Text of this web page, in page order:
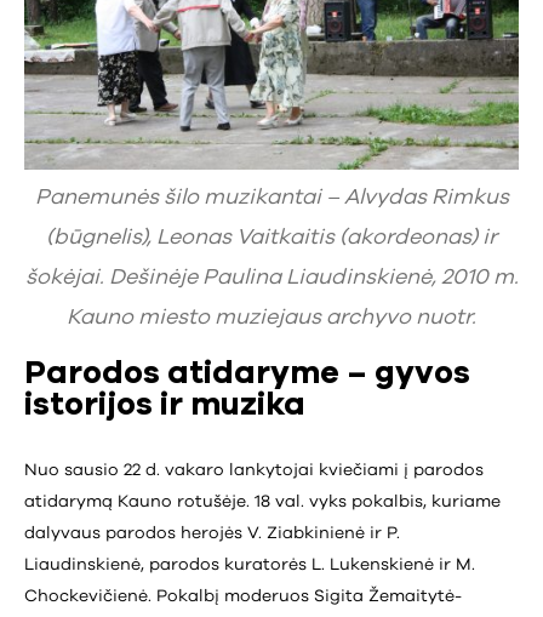
Panemunės šilo muzikantai – Alvydas Rimkus
(būgnelis), Leonas Vaitkaitis (akordeonas) ir
šokėjai. Dešinėje Paulina Liaudinskienė, 2010 m.
Kauno miesto muziejaus archyvo nuotr.
Parodos atidaryme – gyvos
istorijos ir muzika
Nuo sausio 22 d. vakaro lankytojai kviečiami į parodos
atidarymą Kauno rotušėje. 18 val. vyks pokalbis, kuriame
dalyvaus parodos herojės V. Ziabkinienė ir P.
Liaudinskienė, parodos kuratorės L. Lukenskienė ir M.
Chockevičienė. Pokalbį moderuos Sigita Žemaitytė-